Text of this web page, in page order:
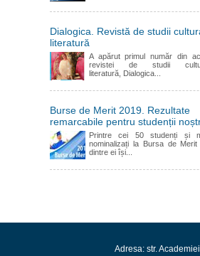
Dialogica. Revistă de studii
literatură
A apărut primul număr din
revistei de studii
literatură, Dialogica...
Burse de Merit 2019. Rezultate
remarcabile pentru studenții
Printre cei 50 studenți și
nominalizați la Bursa de
dintre ei își...
Adresa: str.